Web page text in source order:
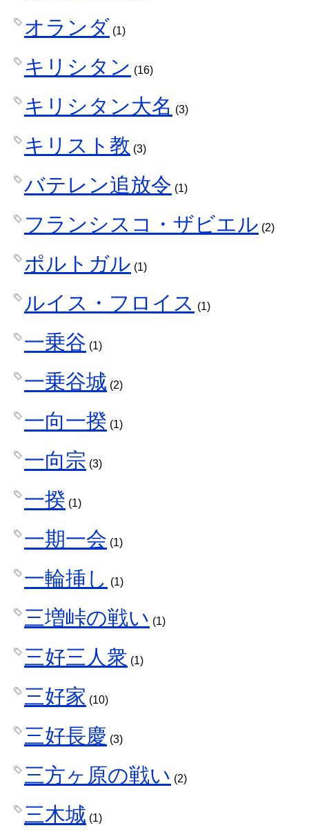
オランダ (1)
キリシタン (16)
キリシタン大名 (3)
キリスト教 (3)
バテレン追放令 (1)
フランシスコ・ザビエル (2)
ポルトガル (1)
ルイス・フロイス (1)
一乗谷 (1)
一乗谷城 (2)
一向一揆 (1)
一向宗 (3)
一揆 (1)
一期一会 (1)
一輪挿し (1)
三増峠の戦い (1)
三好三人衆 (1)
三好家 (10)
三好長慶 (3)
三方ヶ原の戦い (2)
三木城 (1)